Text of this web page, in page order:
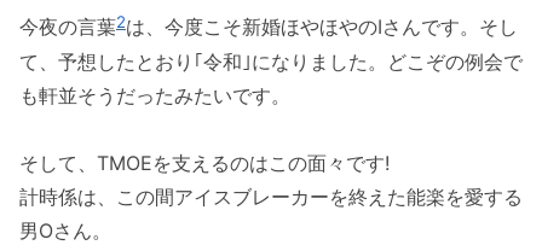
今夜の言葉2は、今度こそ新婚ほやほやのIさんです。そし
て、予想したとおり｢令和｣になりました。どこぞの例会で
も軒並そうだったみたいです。
そして、TMOEを支えるのはこの面々です!
計時係は、この間アイスブレーカーを終えた能楽を愛する
男Oさん。